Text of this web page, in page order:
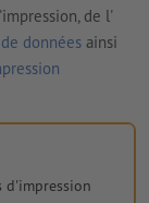
de l'
données ainsi
d'impression